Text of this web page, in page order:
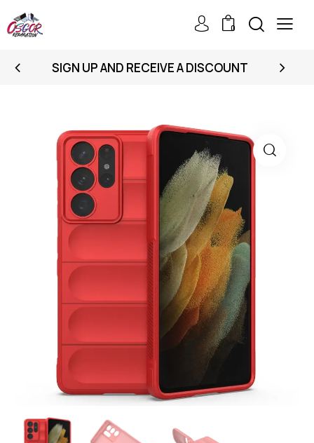
0
SIGN UP AND RECEIVE A DISCOUNT